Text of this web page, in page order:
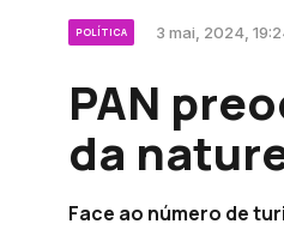
POLÍTICA 3 mai, 2024,
PAN
da
Face ao número de